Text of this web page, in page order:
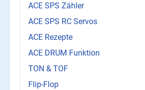
ACE SPS Zähler
ACE SPS RC Servos
ACE Rezepte
ACE DRUM Funktion
TON & TOF
Flip-Flop